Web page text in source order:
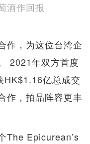
酒作回报
作，为这位台湾企
2021年双方首度
HK$1.16亿总成交
作，拍品阵容更丰
The Epicurean’s